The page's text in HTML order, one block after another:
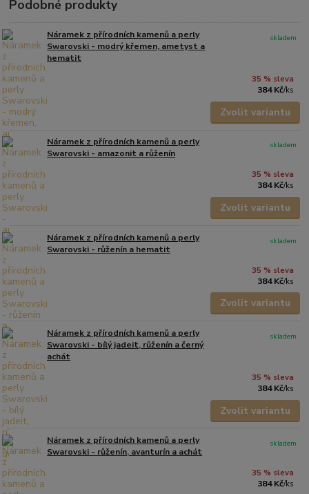
Podobné produkty
Náramek z přírodních kamenů a perly
Swarovski - modrý křemen, ametyst a
hematit
35 % sleva
384 Kč/ks
skladem
Zvolit variantu
Náramek z přírodních kamenů a perly
Swarovski - amazonit a růženín
35 % sleva
384 Kč/ks
skladem
Zvolit variantu
Náramek z přírodních kamenů a perly
Swarovski - růženín a hematit
35 % sleva
384 Kč/ks
skladem
Zvolit variantu
Náramek z přírodních kamenů a perly
Swarovski - bílý jadeit, růženín a černý
achát
35 % sleva
384 Kč/ks
skladem
Zvolit variantu
Náramek z přírodních kamenů a perly
Swarovski - růženín, avanturín a achát
35 % sleva
384 Kč/ks
skladem